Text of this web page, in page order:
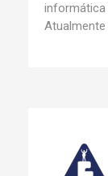
informática
Atualmente